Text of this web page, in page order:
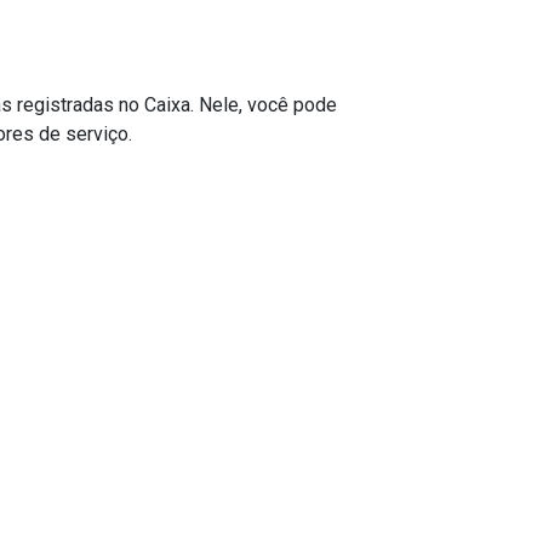
no Caixa. Nele, você pode
de serviço.